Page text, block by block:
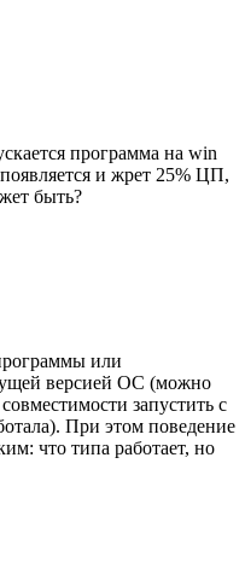
программа на win
и жрет 25% ЦП,
быть?
или
версией ОС (можно
запустить с
При этом поведение
что типа работает, но